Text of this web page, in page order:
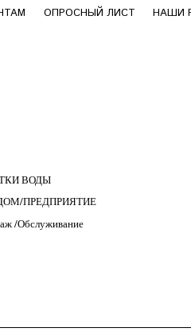
ОПРОСНЫЙ ЛИСТ НАШИ
ВОДЫ
ПРЕДПРИЯТИЕ
/Обслуживание